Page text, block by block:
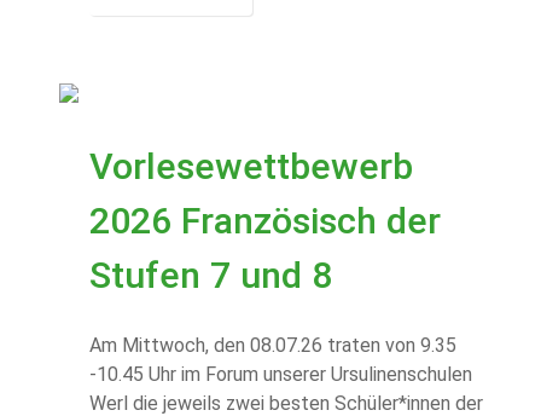
Vorlesewettbewerb
2026 Französisch der
Stufen 7 und 8
Am Mittwoch, den 08.07.26 traten von 9.35
-10.45 Uhr im Forum unserer Ursulinenschulen
Werl die jeweils zwei besten Schüler*innen der